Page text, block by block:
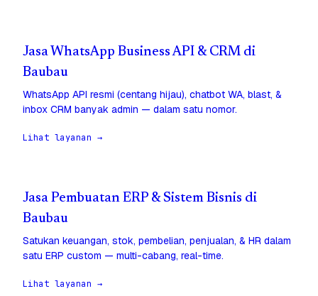
Jasa WhatsApp Business API & CRM di
Baubau
WhatsApp API resmi (centang hijau), chatbot WA, blast, &
inbox CRM banyak admin — dalam satu nomor.
Lihat layanan →
Jasa Pembuatan ERP & Sistem Bisnis di
Baubau
Satukan keuangan, stok, pembelian, penjualan, & HR dalam
satu ERP custom — multi-cabang, real-time.
Lihat layanan →